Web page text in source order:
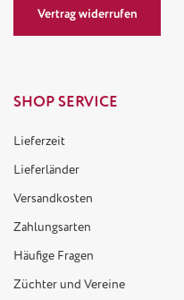
Vertrag widerrufen
SHOP SERVICE
Lieferzeit
Lieferländer
Versandkosten
Zahlungsarten
Häufige Fragen
Züchter und Vereine